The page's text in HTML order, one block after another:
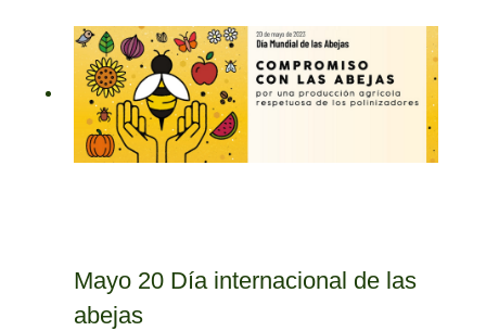
Mayo 20 Día internacional de las
abejas